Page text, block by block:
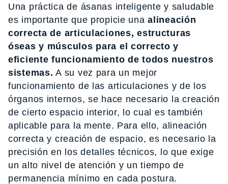
Una práctica de ásanas inteligente y saludable
es importante que propicie una alineación
correcta de articulaciones, estructuras
óseas y músculos para el correcto y
eficiente funcionamiento de todos nuestros
sistemas. A su vez para un mejor
funcionamiento de las articulaciones y de los
órganos internos, se hace necesario la creación
de cierto espacio interior, lo cual es también
aplicable para la mente. Para ello, alineación
correcta y creación de espacio, es necesario la
precisión en los detalles técnicos, lo que exige
un alto nivel de atención y un tiempo de
permanencia mínimo en cada postura.